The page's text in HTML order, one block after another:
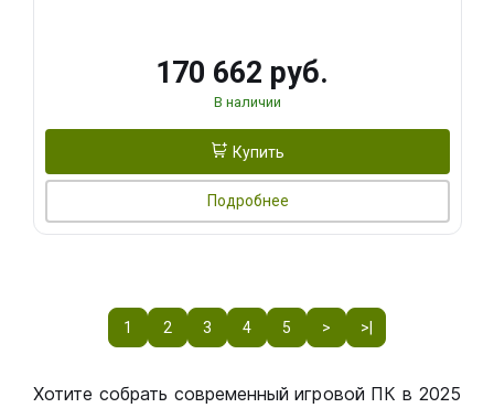
170 662 руб.
В наличии
Купить
Подробнее
1 2 3 4 5 > >|
Хотите собрать современный игровой ПК в 2025